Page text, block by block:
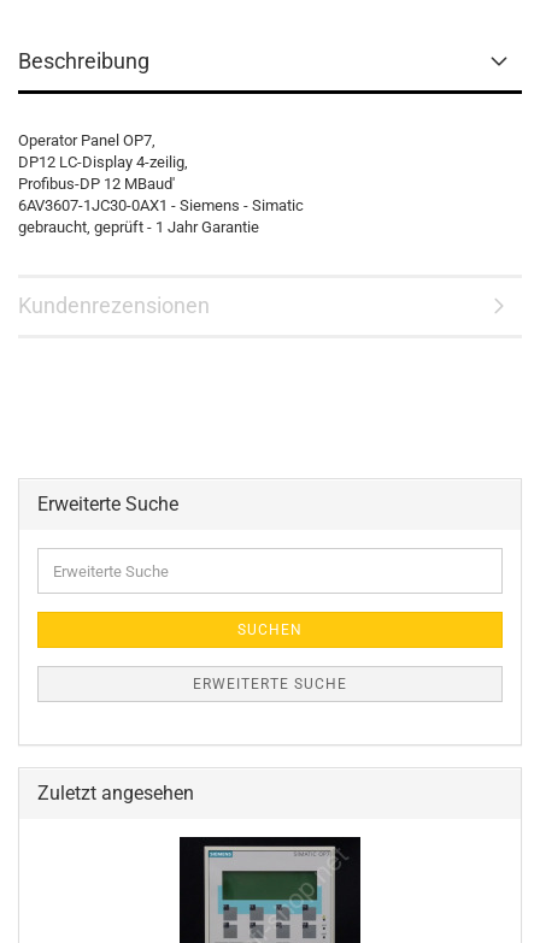
Beschreibung
Operator Panel OP7,
DP12 LC-Display 4-zeilig,
Profibus-DP 12 MBaud'
6AV3607-1JC30-0AX1 - Siemens - Simatic
gebraucht, geprüft - 1 Jahr Garantie
Kundenrezensionen
Erweiterte Suche
Suche
SUCHEN
ERWEITERTE SUCHE
Zuletzt angesehen